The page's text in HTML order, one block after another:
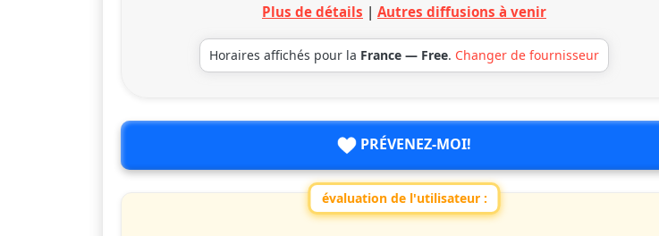
Plus de détails | Autres diffusions à venir
Horaires affichés pour la France — Free. Changer de fournisseur
PRÉVENEZ-MOI!
évaluation de l'utilisateur :